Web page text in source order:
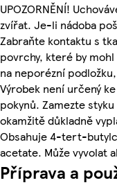
UPOZORNĚNÍ!
zvířat. Je-li nádoba
Zabraňte kontaktu s
povrchy, které by
na neporézní
Výrobek není určený
pokynů. Zamezte
okamžitě důkladně
Obsahuje 4-tert-
acetate. Může vyvolat
Příprava a